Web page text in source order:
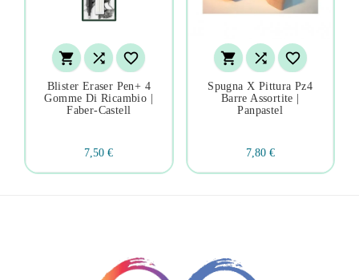
  
Blister Eraser Pen+ 4
Gomme Di Ricambio |
Faber-Castell
7,50 €
  
Spugna X Pittura Pz4
Barre Assortite |
Panpastel
7,80 €